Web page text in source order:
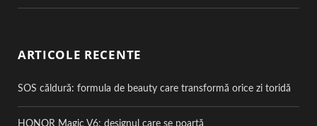
ARTICOLE RECENTE
SOS căldură: formula de beauty care transformă orice zi toridă
HONOR Magic V6: designul care se poartă